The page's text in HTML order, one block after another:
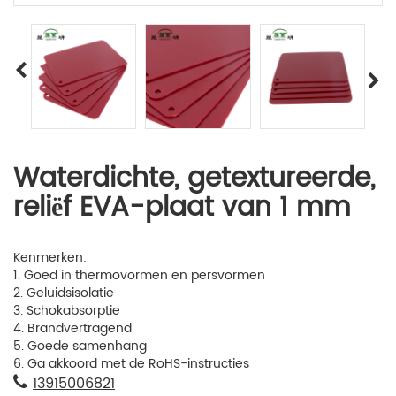
Waterdichte, getextureerde,
reliëf EVA-plaat van 1 mm
Kenmerken:
1. Goed in thermovormen en persvormen
2. Geluidsisolatie
3. Schokabsorptie
4. Brandvertragend
5. Goede samenhang
6. Ga akkoord met de RoHS-instructies
13915006821